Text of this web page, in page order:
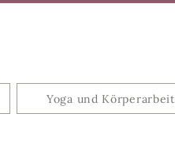
Yoga und Körperarbeit